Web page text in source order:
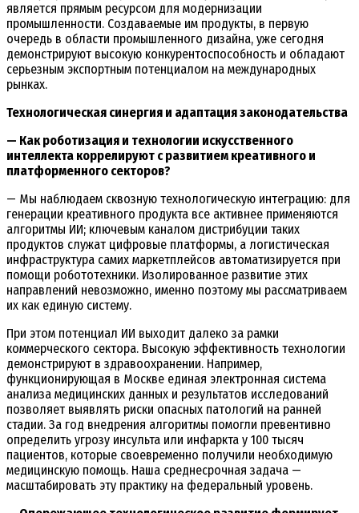
является прямым ресурсом для модернизации
промышленности. Создаваемые им продукты, в первую
очередь в области промышленного дизайна, уже сегодня
демонстрируют высокую конкурентоспособность и обладают
серьезным экспортным потенциалом на международных
рынках.
Технологическая синергия и адаптация законодательства
— Как роботизация и технологии искусственного
интеллекта коррелируют с развитием креативного и
платформенного секторов?
— Мы наблюдаем сквозную технологическую интеграцию: для
генерации креативного продукта все активнее применяются
алгоритмы ИИ; ключевым каналом дистрибуции таких
продуктов служат цифровые платформы, а логистическая
инфраструктура самих маркетплейсов автоматизируется при
помощи робототехники. Изолированное развитие этих
направлений невозможно, именно поэтому мы рассматриваем
их как единую систему.
При этом потенциал ИИ выходит далеко за рамки
коммерческого сектора. Высокую эффективность технологии
демонстрируют в здравоохранении. Например,
функционирующая в Москве единая электронная система
анализа медицинских данных и результатов исследований
позволяет выявлять риски опасных патологий на ранней
стадии. За год внедрения алгоритмы помогли превентивно
определить угрозу инсульта или инфаркта у 100 тысяч
пациентов, которые своевременно получили необходимую
медицинскую помощь. Наша среднесрочная задача —
масштабировать эту практику на федеральный уровень.